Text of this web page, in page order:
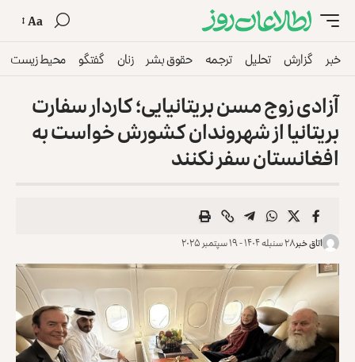
Aa
خبر گزارش تحلیل ترجمه حقوق بشر زنان گفتگو محیط زیست
آزادی زوج مسن بریتانیایی؛ کاردار سفارت
بریتانیا از شهروندان کشورش ‏خواست به
‏افغانستان سفر نکنند
اتاق خبر۲۸ سنبله ۱۴۰۴ - ۱۹ سپتمبر ۲۰۲۵